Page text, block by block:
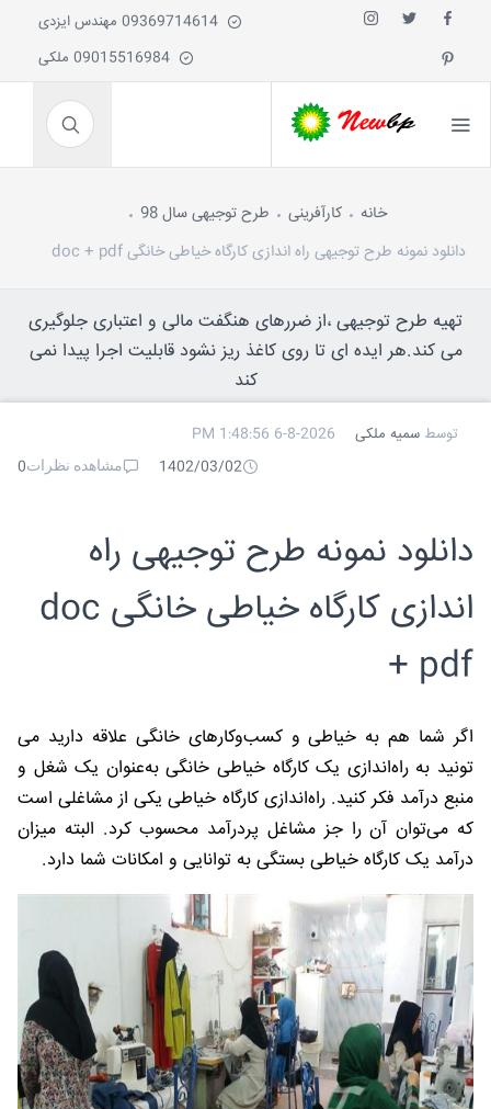
خانه کارآفرینی
طرح توجیهی سال 98
دانلود نمونه طرح توجیهی راه اندازی کارگاه خیاطی خانگی doc + pdf
تهیه طرح توجیهی ،از ضررهای هنگفت مالی و اعتباری جلوگیری
می کند.هر ایده ای تا روی کاغذ ریز نشود قابلیت اجرا پیدا نمی
کند
توسط سمیه ملکی
6-8-2026 1:48:56 PM
1402/03/02
مشاهده نظرات0
دانلود نمونه طرح توجیهی راه
اندازی کارگاه خیاطی خانگی doc
+ pdf
اگر شما هم به خیاطی و کسب‌وکارهای خانگی علاقه دارید می
تونید به راه‌اندازی یک کارگاه خیاطی خانگی به‌عنوان یک شغل و
منبع درآمد فکر کنید. راه‌اندازی کارگاه خیاطی یکی از مشاغلی است
که می‌توان آن را جز مشاغل پردرآمد محسوب کرد. البته میزان
درآمد یک کارگاه خیاطی بستگی به توانایی و امکانات شما دارد.